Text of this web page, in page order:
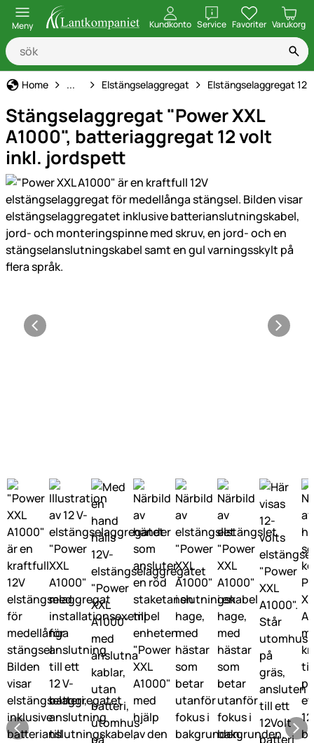
Meny Kundkonto ServiceöppnaFavoriter Varukorg
Home Elstängsel
... Elstängselaggregat Elstängselaggregat 12
Stängselaggregat "Power XXL
A1000", batteriaggregat 12 volt
inkl. jordspett
Produktgaleri